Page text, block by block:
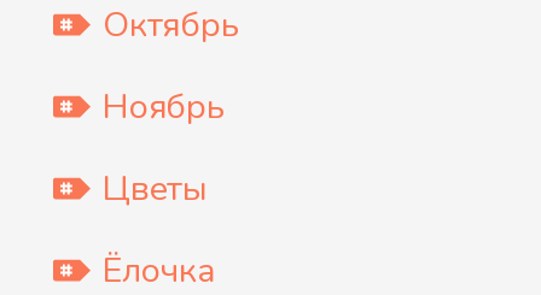
Октябрь
Ноябрь
Цветы
Ёлочка